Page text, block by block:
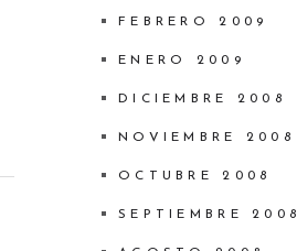
FEBRERO 2009
ENERO 2009
DICIEMBRE 2008
NOVIEMBRE 2008
OCTUBRE 2008
SEPTIEMBRE 2008